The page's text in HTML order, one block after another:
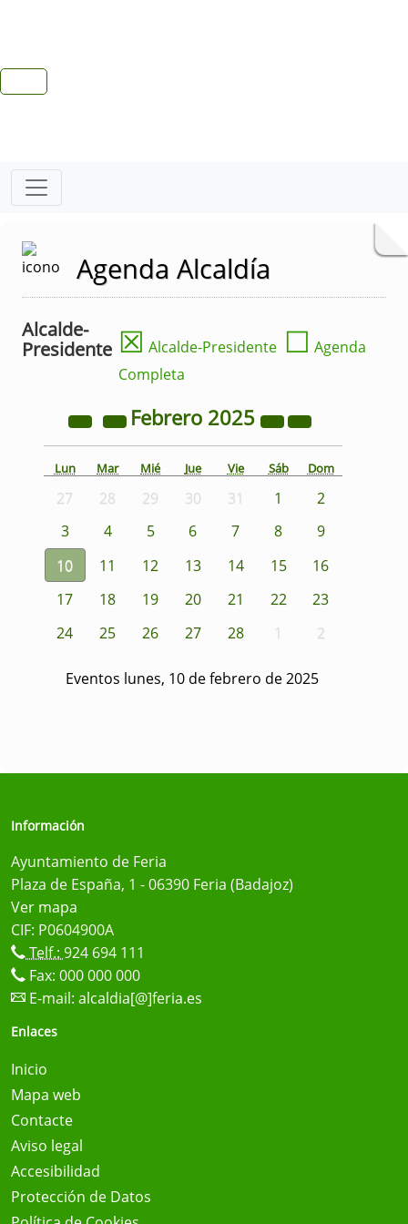
Agenda Alcaldía
Alcalde-
Presidente ☒ Alcalde-Presidente ☐ Agenda
Completa
Febrero 2025
Lun Mar Mié Jue Vie Sáb Dom
27 28 29 30 31 1
2
3
4 5 6 7 8
9
10
11 12 13 14 15
16
17
18 19 20 21 22
23
24
25 26 27 28 1 2
Eventos lunes, 10 de febrero de 2025
Información
Ayuntamiento de Feria
Plaza de España, 1 - 06390 Feria (Badajoz)
Ver mapa
CIF: P0604900A
Telf.: 924 694 111
Fax: 000 000 000
E-mail: alcaldia[@]feria.es
Enlaces
Inicio
Mapa web
Contacte
Aviso legal
Accesibilidad
Protección de Datos